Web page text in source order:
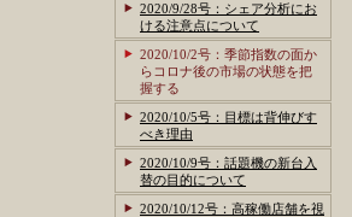
2020/9/28号：シェア分析にお
ける注意点について
2020/10/2号：季節指数の面か
らコロナ後の市場の状態を把
握する
2020/10/5号：目標は背伸びす
べき理由
2020/10/9号：話題機の新台入
替の目的について
2020/10/12号：高稼働店舗を視